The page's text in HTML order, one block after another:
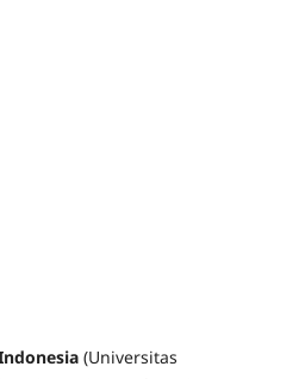
(Universitas